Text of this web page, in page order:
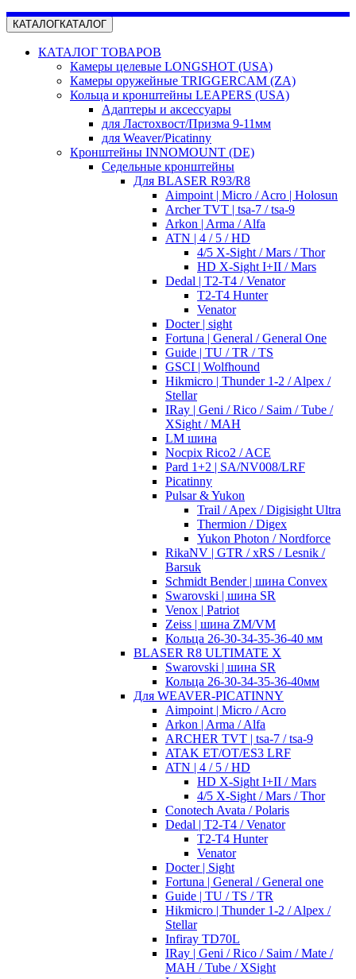
КАТАЛОГКАТАЛОГ
КАТАЛОГ ТОВАРОВ
Камеры целевые LONGSHOT (USA)
Камеры оружейные TRIGGERCAM (ZA)
Кольца и кронштейны LEAPERS (USA)
Адаптеры и аксессуары
для Ластохвост/Призма 9-11мм
для Weaver/Picatinny
Кронштейны INNOMOUNT (DE)
Седельные кронштейны
Для BLASER R93/R8
Aimpoint | Micro / Acro | Holosun
Archer TVT | tsa-7 / tsa-9
Arkon | Arma / Alfa
ATN | 4 / 5 / HD
4/5 X-Sight / Mars / Thor
HD X-Sight I+II / Mars
Dedal | T2-T4 / Venator
T2-T4 Hunter
Venator
Docter | sight
Fortuna | General / General One
Guide | TU / TR / TS
GSCI | Wolfhound
Hikmicro | Thunder 1-2 / Alpex /
Stellar
IRay | Geni / Rico / Saim / Tube /
XSight / MAH
LM шина
Nocpix Rico2 / ACE
Pard 1+2 | SA/NV008/LRF
Picatinny
Pulsar & Yukon
Trail / Apex / Digisight Ultra
Thermion / Digex
Yukon Photon / Nordforce
RikaNV | GTR / xRS / Lesnik /
Barsuk
Schmidt Bender | шина Convex
Swarovski | шина SR
Venox | Patriot
Zeiss | шина ZM/VM
Кольца 26-30-34-35-36-40 мм
BLASER R8 ULTIMATE X
Swarovski | шина SR
Кольца 26-30-34-35-36-40мм
Для WEAVER-PICATINNY
Aimpoint | Micro / Acro
Arkon | Arma / Alfa
ARCHER TVT | tsa-7 / tsa-9
ATAK ET/OT/ES3 LRF
ATN | 4 / 5 / HD
HD X-Sight I+II / Mars
4/5 X-Sight / Mars / Thor
Conotech Avata / Polaris
Dedal | T2-T4 / Venator
T2-T4 Hunter
Venator
Docter | Sight
Fortuna | General / General one
Guide | TU / TS / TR
Hikmicro | Thunder 1-2 / Alpex /
Stellar
Infiray TD70L
IRay | Geni / Rico / Saim / Mate /
MAH / Tube / XSight